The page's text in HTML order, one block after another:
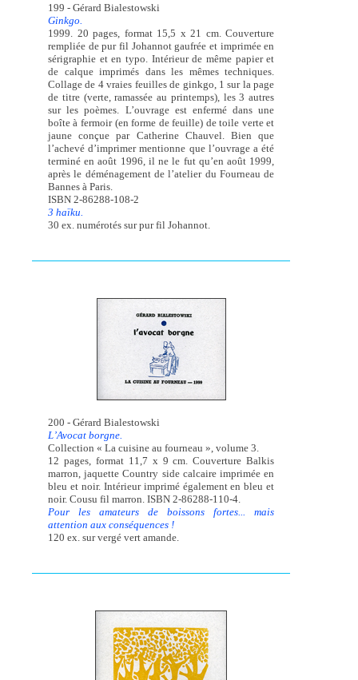
199 - Gérard Bialestowski
Ginkgo.
1999. 20 pages, format 15,5 x 21 cm. Couverture
rempliée de pur fil Johannot gaufrée et imprimée en
sérigraphie et en typo. Intérieur de même papier et
de calque imprimés dans les mêmes techniques.
Collage de 4 vraies feuilles de ginkgo, 1 sur la page
de titre (verte, ramassée au printemps), les 3 autres
sur les poèmes. L’ouvrage est enfermé dans une
boîte à fermoir (en forme de feuille) de toile verte et
jaune conçue par Catherine Chauvel. Bien que
l’achevé d’imprimer mentionne que l’ouvrage a été
terminé en août 1996, il ne le fut qu’en août 1999,
après le déménagement de l’atelier du Fourneau de
Bannes à Paris.
ISBN 2-86288-108-2
3 haïku.
30 ex. numérotés sur pur fil Johannot.
200 - Gérard Bialestowski
L’Avocat borgne.
Collection « La cuisine au fourneau », volume 3.
12 pages, format 11,7 x 9 cm. Couverture Balkis
marron, jaquette Country side calcaire imprimée en
bleu et noir. Intérieur imprimé également en bleu et
noir. Cousu fil marron. ISBN 2-86288-110-4.
Pour les amateurs de boissons fortes... mais
attention aux conséquences !
120 ex. sur vergé vert amande.